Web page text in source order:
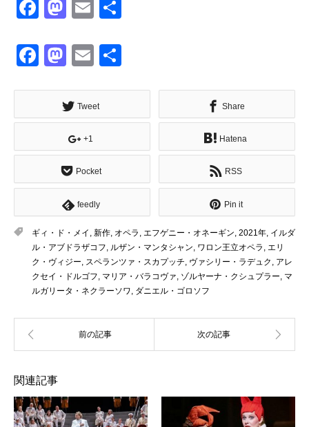
Facebook
Mastodon
Email
Facebook
Mastodon
Email
Tweet Share
+1 Hatena
Pocket RSS
feedly Pin it
ギィ・ド・メイ , 新作, オペラ , エフゲニー・オネーギン, 2021年, イルダ
ル・アブドラザコフ, ルザン・マンタシャン, ワロン王立オペラ , エリ
ク・ヴィジー, スペランツァ・スカプッチ, ヴァシリー・ラデュク , アレ
クセイ・ドルゴフ, マリア・バラコヴァ, ゾルヤーナ・クシュプラー, マ
ルガリータ・ネクラーソワ, ダニエル・ゴロソフ
関連記事